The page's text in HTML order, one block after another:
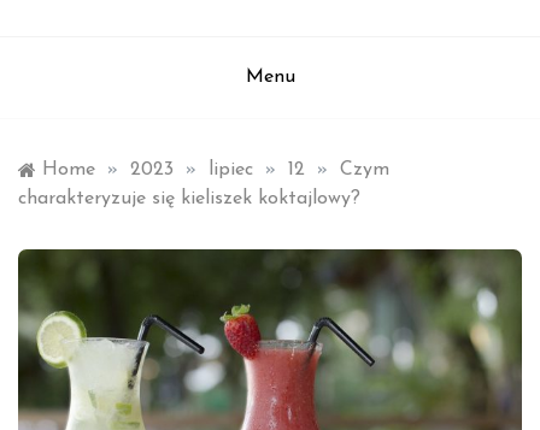
Menu
Home » 2023 » lipiec » 12 »
Czym
charakteryzuje się kieliszek koktajlowy?